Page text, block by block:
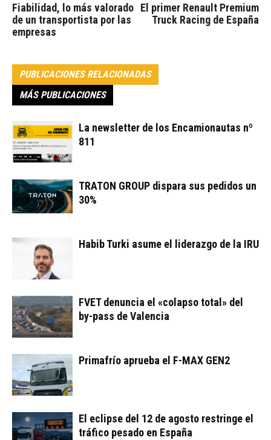
Fiabilidad, lo más valorado
de un transportista por las
empresas
El primer Renault Premium
Truck Racing de España
PUBLICACIONES RELACIONADAS
MÁS PUBLICACIONES
La newsletter de los Encamionautas nº
811
TRATON GROUP dispara sus pedidos un
30%
Habib Turki asume el liderazgo de la IRU
FVET denuncia el «colapso total» del
by-pass de Valencia
Primafrío aprueba el F-MAX GEN2
El eclipse del 12 de agosto restringe el
tráfico pesado en España